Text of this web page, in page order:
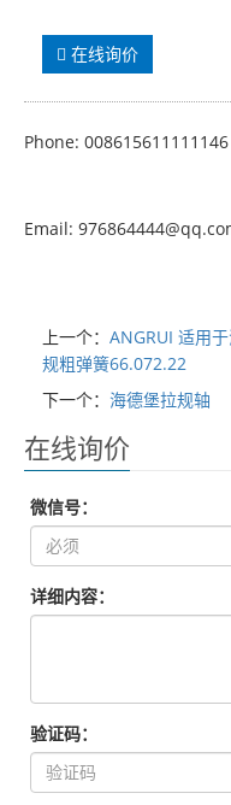
在线询价
Phone: 008615611111146
Email:
上一个： ANGRUI 适用
规粗弹簧66.072.22
下一个： 海德堡拉规轴
在线询价
微信号：
详细内容：
验证码：